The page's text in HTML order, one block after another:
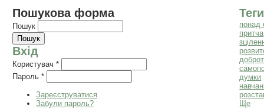
Пошукова форма
Пошук
Вхід
Користувач*
Пароль*
Зареєструватися
Забули пароль?
понад
притча
думки
Ще